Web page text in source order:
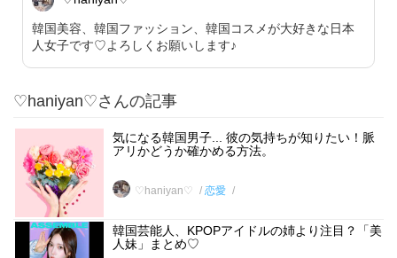
韓国美容、韓国ファッション、韓国コスメが大好きな日本
人女子です♡よろしくお願いします♪
♡haniyan♡さんの記事
気になる韓国男子... 彼の気持ちが知りたい！脈
アリかどうか確かめる方法。
♡haniyan♡ 恋愛
韓国芸能人、KPOPアイドルの姉より注目？「美
人妹」まとめ♡